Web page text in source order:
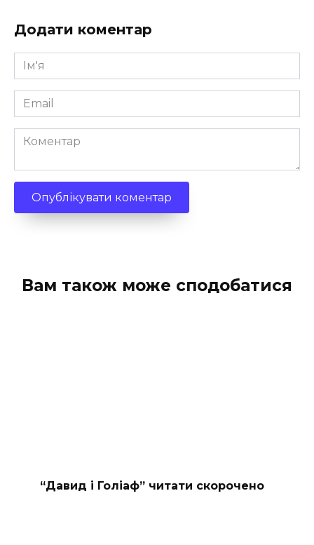
Додати коментар
Ім'я
*
Email
*
Коментар
Вам також може сподобатися
“Давид і Голіаф” читати скорочено